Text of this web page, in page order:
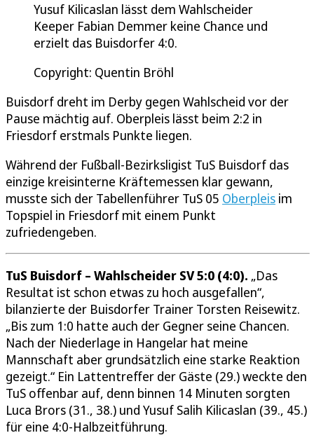
Yusuf Kilicaslan lässt dem Wahlscheider
Keeper Fabian Demmer keine Chance und
erzielt das Buisdorfer 4:0.
Copyright: Quentin Bröhl
Buisdorf dreht im Derby gegen Wahlscheid vor der
Pause mächtig auf. Oberpleis lässt beim 2:2 in
Friesdorf erstmals Punkte liegen.
Während der Fußball-Bezirksligist TuS Buisdorf das
einzige kreisinterne Kräftemessen klar gewann,
musste sich der Tabellenführer TuS 05 Oberpleis im
Topspiel in Friesdorf mit einem Punkt
zufriedengeben.
TuS Buisdorf – Wahlscheider SV 5:0 (4:0). „Das
Resultat ist schon etwas zu hoch ausgefallen“,
bilanzierte der Buisdorfer Trainer Torsten Reisewitz.
„Bis zum 1:0 hatte auch der Gegner seine Chancen.
Nach der Niederlage in Hangelar hat meine
Mannschaft aber grundsätzlich eine starke Reaktion
gezeigt.“ Ein Lattentreffer der Gäste (29.) weckte den
TuS offenbar auf, denn binnen 14 Minuten sorgten
Luca Brors (31., 38.) und Yusuf Salih Kilicaslan (39., 45.)
für eine 4:0-Halbzeitführung.